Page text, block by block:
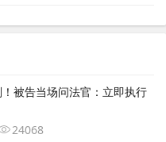
被告当场问法官：立即执行
24068